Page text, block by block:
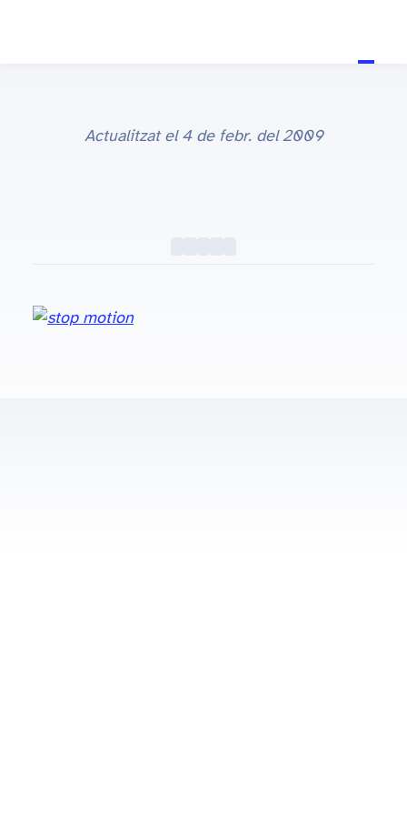
Actualitzat el 4 de febr. del 2009
stop motion